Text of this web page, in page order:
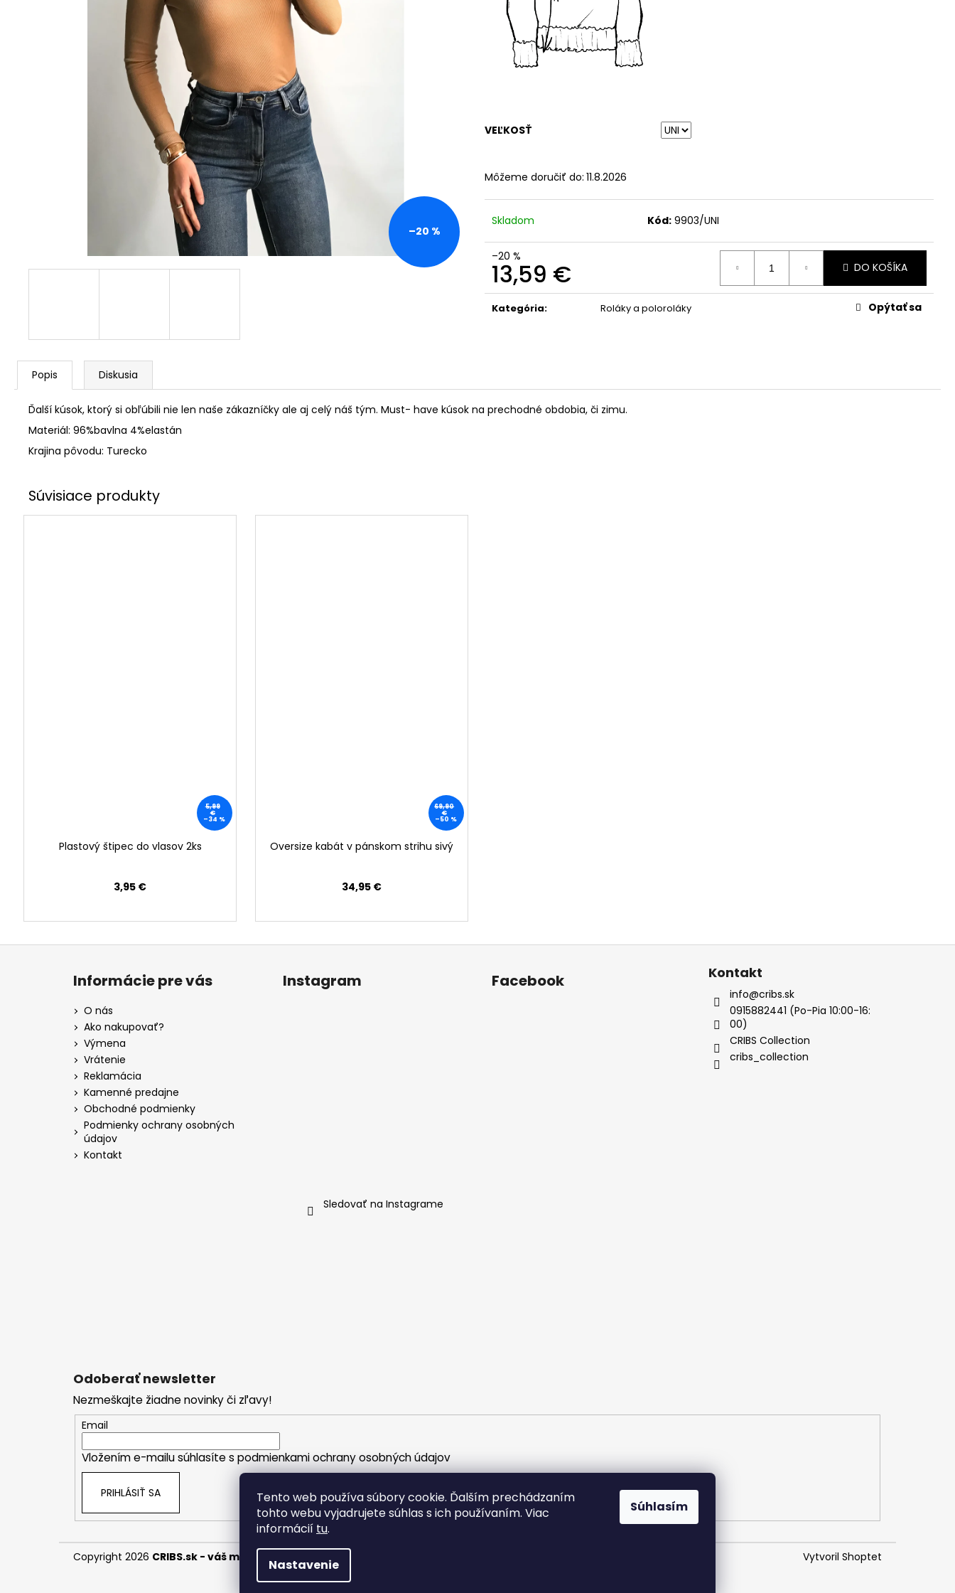
Tento web používa súbory cookie. Ďalším prechádzaním
tohto webu vyjadrujete súhlas s ich používaním. Viac
informácií tu.
Nastavenie
Súhlasím
VEĽKOSŤ
Môžeme doručiť do: 11.8.2026
Skladom Kód: 9903/UNI
–20 %
13,59 €
Jednotková
cena:
DO KOŠÍKA
Kategória: Roláky a poloroláky Opýtať sa
–20 %
Popis Diskusia
Ďalší kúsok, ktorý si obľúbili nie len naše zákazníčky ale aj celý náš tým. Must- have kúsok na prechodné obdobia, či zimu.
Materiál: 96%bavlna 4%elastán
Krajina pôvodu: Turecko
5,99
€
–34 %
Plastový štipec do vlasov 2ks
3,95 €
69,90
€
–50 %
Oversize kabát v pánskom strihu sivý
34,95 €
Informácie pre vás
O nás
Ako nakupovať?
Výmena
Vrátenie
Reklamácia
Kamenné predajne
Obchodné podmienky
Podmienky ochrany osobných
údajov
Kontakt
Instagram
Sledovať na Instagrame
Facebook Kontakt
info@cribs.sk
0915882441 (Po-Pia 10:00-16:
00)
CRIBS Collection
cribs_collection
Odoberať newsletter
Nezmeškajte žiadne novinky či zľavy!
Email
Vložením e-mailu súhlasíte spodmienkami ochrany osobných údajov
PRIHLÁSIŤ SA
Vytvoril Shoptet
Copyright 2026 CRIBS.sk - váš módny butik . Všetky práva vyhradené.